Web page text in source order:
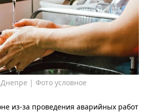
| Фото условное
из-за проведения аварийных работ